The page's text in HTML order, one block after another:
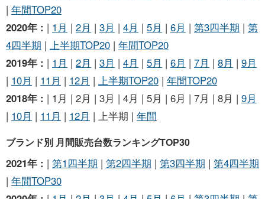
| 年間TOP20
2020年 : | 1月 | 2月 | 3月 | 4月 | 5月 | 6月 | 第3四半期 | 第
4四半期 | 上半期TOP20 | 年間TOP20
2019年 : | 1月 | 2月 | 3月 | 4月 | 5月 | 6月 | 7月 | 8月 | 9月
| 10月 | 11月 | 12月 | 上半期TOP20 | 年間TOP20
2018年 : | 1月 | 2月 | 3月 | 4月 | 5月 | 6月 | 7月 | 8月 | 9月
| 10月 | 11月 | 12月 | 上半期 | 年間
ブランド別 月間販売台数ランキングTOP30
2021年 : | 第1四半期 | 第2四半期 | 第3四半期 | 第4四半期
| 年間TOP30